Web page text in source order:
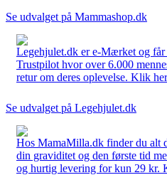
Se udvalget på Mammashop.dk
Legehjulet.dk er e-Mærket og får
Trustpilot hvor over 6.000
retur om deres oplevelse. Klik
Se udvalget på Legehjulet.dk
Hos MamaMilla.dk finder du alt
din graviditet og den første tid
og hurtig levering for kun 29 kr.